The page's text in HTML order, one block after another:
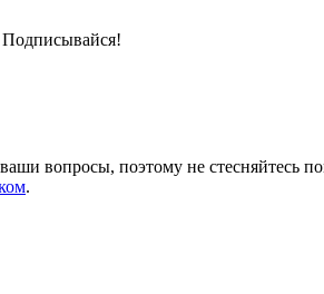
Подписывайся!
вопросы, поэтому не стесняйтесь
.